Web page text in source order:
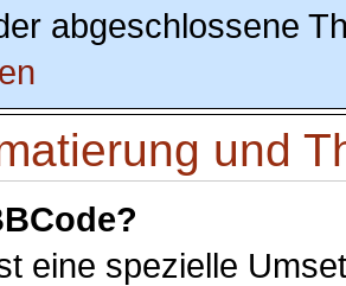
abgeschlossene
und
eine spezielle